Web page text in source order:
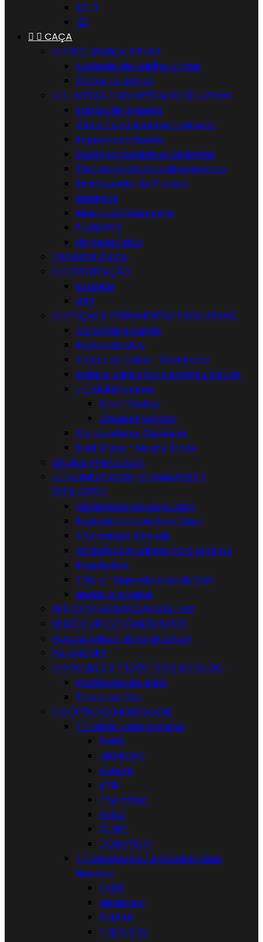
22 LR
.32
  CAÇA
  SEGURANÇA ARMAS
Cadeado de Gatilho Armas
Cofres de Armas
  LIMPEZA E MANUTENÇÃO DE ARMAS
Estojos de Limpeza
Óleos / Lubrificantes e Massas
Impermeabilizante
Desengordurante e Oxidentes
Óleo Limpeza para Silenciadores
Branqueador de Troféus
Madeiras
Massas Antigripantes
FLUNATEC
Limpeza Ótica
DIVERSOS CAÇA
  ORIENTAÇÃO
Bussolas
GPS
  PEÇAS E FERRAMENTAS PARA ARMAS
Coronhas e Fustes
Pontos de Mira
Chapa de Coice - Almofadas
Balas e Cartuchos Desarticuladores
  MultiChoques
Brain Chokes
Choques Usados
Carregadores Carabina
Dual Brake - Muzzle Brake
RÁDIOS PARA CAÇA
  ALIMENTAÇÃO, CHAMARIZES E
REPELENTES
Alimentadores para Caça
Reprodutores de Som Caça
Chamarizes Manuais
Atractivos e Odores Para Esperas
Repelentes
Chip s - Reprodutores de Som
Negaças e Patos
REFÚGIO/JAULAS/ARMADILHAS
BEBEDOUROS/COMEDOUROS
PLACAS SINALÉTICAS DE CAÇA
PALANQUES
  ÓCULOS E PROTETORES DE RUIDO
Protetores de Ruido
Óculos de Tiro
  ÓPTICAS/MONTAGENS
  Miras Visão Noturna
PARD
HIKMICRO
PULSAR
ATN
ThermTec
Pixfra
GUIDE
CONOTECH
  Monóculos / Binóculos Visão
Noturna
PARD
HIKMICRO
PULSAR
THERMTEC